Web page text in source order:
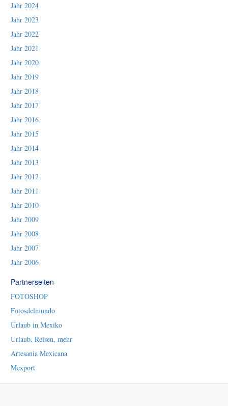
Jahr 2024
Jahr 2023
Jahr 2022
Jahr 2021
Jahr 2020
Jahr 2019
Jahr 2018
Jahr 2017
Jahr 2016
Jahr 2015
Jahr 2014
Jahr 2013
Jahr 2012
Jahr 2011
Jahr 2010
Jahr 2009
Jahr 2008
Jahr 2007
Jahr 2006
Partnerseiten
FOTOSHOP
Fotosdelmundo
Urlaub in Mexiko
Urlaub, Reisen, mehr
Artesania Mexicana
Mexport